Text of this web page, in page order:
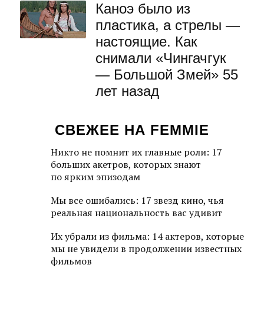
Каноэ было из
пластика, а стрелы —
настоящие. Как
снимали «Чингачгук
— Большой Змей» 55
лет назад
СВЕЖЕЕ НА FEMMIE
Никто не помнит их главные роли: 17
больших акетров, которых знают
по ярким эпизодам
Мы все ошибались: 17 звезд кино, чья
реальная национальность вас удивит
Их убрали из фильма: 14 актеров, которые
мы не увидели в продолжении известных
фильмов